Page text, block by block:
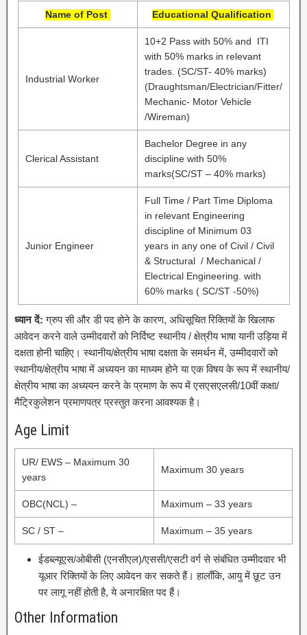
Name of Post Educational Qualification
Industrial Worker
10+2 Pass with 50% and ITI
with 50% marks in relevant
trades. (SC/ST- 40% marks)
(Draughtsman/Electrician/Fitter/
Mechanic- Motor Vehicle
/Wireman)
Clerical Assistant
Bachelor Degree in any
discipline with 50%
marks(SC/ST – 40% marks)
Junior Engineer
Full Time / Part Time Diploma
in relevant Engineering
discipline of Minimum 03
years in any one of Civil / Civil
& Structural / Mechanical /
Electrical Engineering. with
60% marks ( SC/ST -50%)
ध्यान दें: ग्रुप सी और डी पद होने के कारण, अधिसूचित रिक्तियों के खिलाफ
आवेदन करने वाले उम्मीदवारों को निर्दिष्ट स्थानीय / क्षेत्रीय भाषा यानी उड़िया में
दक्षता होनी चाहिए। स्थानीय/क्षेत्रीय भाषा दक्षता के समर्थन में, उम्मीदवारों को
स्थानीय/क्षेत्रीय भाषा में अध्ययन का माध्यम होने या एक विषय के रूप में स्थानीय/
क्षेत्रीय भाषा का अध्ययन करने के प्रमाण के रूप में एसएसएलसी/10वीं कक्षा/
मैट्रिकुलेशन प्रमाणपत्र प्रस्तुत करना आवश्यक है।
Age Limit
UR/ EWS – Maximum 30
years
Maximum 30 years
OBC(NCL) – Maximum – 33 years
SC / ST – Maximum – 35 years
ईडब्ल्यूएस/ओबीसी (एनसीएल)/एससी/एसटी वर्ग से संबंधित उम्मीदवार भी
यूआर रिक्तियों के लिए आवेदन कर सकते हैं। हालाँकि, आयु में छूट उन
पर लागू नहीं होती है, ये अनारक्षित पद हैं।
Other Information